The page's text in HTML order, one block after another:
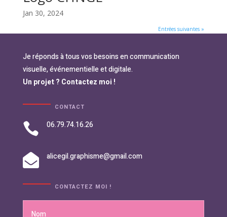
Jan 30, 2024
Entrées suivantes »
Je réponds à tous vos besoins en communication
visuelle, événementielle et digitale.
Un projet ? Contactez moi !
CONTACT
 06.79.74.16.26
 alicegil.graphisme@gmail.com
CONTACTEZ MOI !